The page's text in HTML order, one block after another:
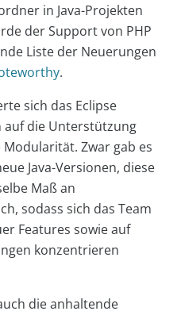
in Java-Projekten
der Support von PHP
Liste der Neuerungen
.
sich das Eclipse
auf die Unterstützung
Modularität. Zwar gab es
Java-Versionen, diese
Maß an
sodass sich das Team
Features sowie auf
konzentrieren
die anhaltende